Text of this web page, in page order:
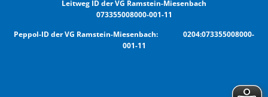
Leitweg ID der VG Ramstein-Miesenbach
073355008000-001-11
Peppol-ID der VG Ramstein-Miesenbach: 0204:073355008000-
001-11